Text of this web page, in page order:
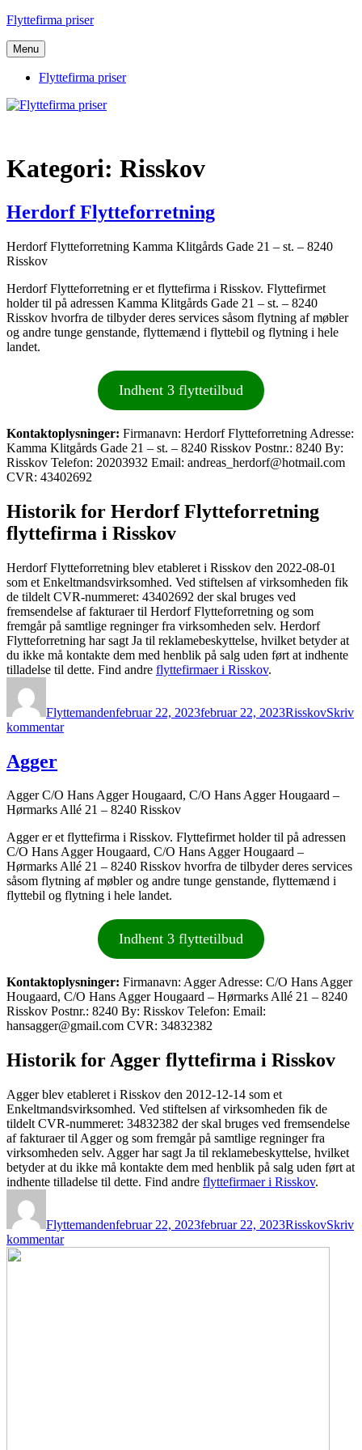
Videre
indhold
Flyttefirma priser
Menu
Flyttefirma priser
Kategori: Risskov
Herdorf Flytteforretning
Herdorf Flytteforretning Kamma Klitgårds Gade 21 – st. – 8240
Risskov
Herdorf Flytteforretning er et flyttefirma i Risskov. Flyttefirmet
holder til på adressen Kamma Klitgårds Gade 21 – st. – 8240
Risskov hvorfra de tilbyder deres services såsom flytning af møbler
og andre tunge genstande, flyttemænd i flyttebil og flytning i hele
landet.
Indhent 3 flyttetilbud
Kontaktoplysninger: Firmanavn: Herdorf Flytteforretning Adresse:
Kamma Klitgårds Gade 21 – st. – 8240 Risskov Postnr.: 8240 By:
Risskov Telefon: 20203932 Email: andreas_herdorf@hotmail.com
CVR: 43402692
Historik for Herdorf Flytteforretning
flyttefirma i Risskov
Herdorf Flytteforretning blev etableret i Risskov den 2022-08-01
som et Enkeltmandsvirksomhed. Ved stiftelsen af virksomheden fik
de tildelt CVR-nummeret: 43402692 der skal bruges ved
fremsendelse af fakturaer til Herdorf Flytteforretning og som
fremgår på samtlige regninger fra virksomheden selv. Herdorf
Flytteforretning har sagt Ja til reklamebeskyttelse, hvilket betyder at
du ikke må kontakte dem med henblik på salg uden ført at indhente
tilladelse til dette. Find andre flyttefirmaer i Risskov.
Flyttemandenfebruar 22, 2023februar 22, 2023RisskovSkriv
kommentartil
Agger
Agger C/O Hans Agger Hougaard, C/O Hans Agger Hougaard –
Hørmarks Allé 21 – 8240 Risskov
Agger er et flyttefirma i Risskov. Flyttefirmet holder til på adressen
C/O Hans Agger Hougaard, C/O Hans Agger Hougaard –
Hørmarks Allé 21 – 8240 Risskov hvorfra de tilbyder deres services
såsom flytning af møbler og andre tunge genstande, flyttemænd i
flyttebil og flytning i hele landet.
Indhent 3 flyttetilbud
Kontaktoplysninger: Firmanavn: Agger Adresse: C/O Hans Agger
Hougaard, C/O Hans Agger Hougaard – Hørmarks Allé 21 – 8240
Risskov Postnr.: 8240 By: Risskov Telefon: Email:
hansagger@gmail.com CVR: 34832382
Historik for Agger flyttefirma i Risskov
Agger blev etableret i Risskov den 2012-12-14 som et
Enkeltmandsvirksomhed. Ved stiftelsen af virksomheden fik de
tildelt CVR-nummeret: 34832382 der skal bruges ved fremsendelse
af fakturaer til Agger og som fremgår på samtlige regninger fra
virksomheden selv. Agger har sagt Ja til reklamebeskyttelse, hvilket
betyder at du ikke må kontakte dem med henblik på salg uden ført at
indhente tilladelse til dette. Find andre flyttefirmaer i Risskov.
Flyttemandenfebruar 22, 2023februar 22, 2023RisskovSkriv
kommentartil